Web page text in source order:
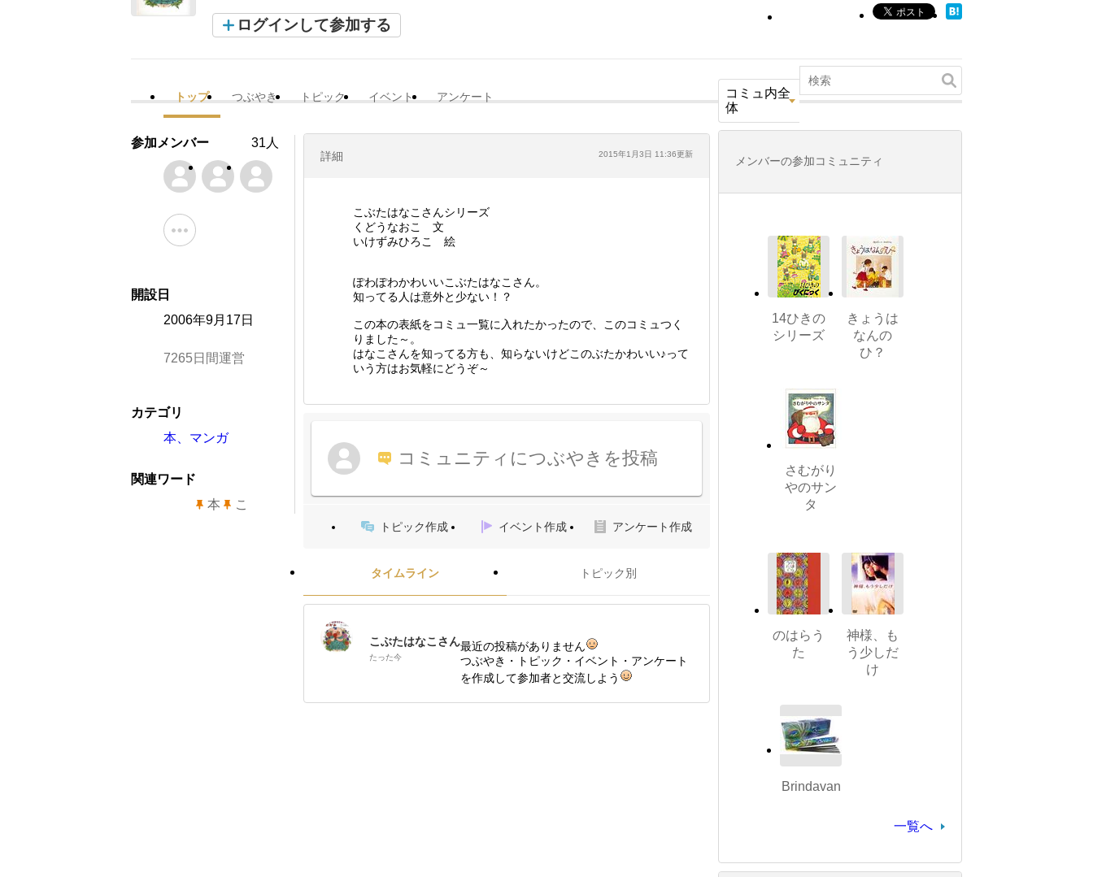
ログインして参加する
トップ つぶやき トピック イベント アンケート
コミュ内全
体
詳細 2015年1月3日 11:36更新
こぶたはなこさんシリーズ
くどうなおこ 文
いけずみひろこ 絵
ぽわぽわかわいいこぶたはなこさん。
知ってる人は意外と少ない！？
この本の表紙をコミュ一覧に入れたかったので、このコミュつく
りました～。
はなこさんを知ってる方も、知らないけどこのぶたかわいい♪って
いう方はお気軽にどうぞ～
コミュニティにつぶやきを投稿
トピック作成 イベント作成 アンケート作成
タイムライン トピック別
こぶたはなこさん
たった今
最近の投稿がありません
つぶやき・トピック・イベント・アンケート
を作成して参加者と交流しよう
参加メンバー 31人
開設日
2006年9月17日
7265日間運営
カテゴリ
本、マンガ
関連ワード
本
こ
メンバーの参加コミュニティ
14ひきの
シリーズ
きょうは
なんの
ひ？
さむがり
やのサン
タ
のはらう
た
神様、も
う少しだ
け
Brindavan
一覧へ